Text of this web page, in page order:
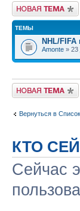
Новая тема
ТЕМЫ
NHL/FIFA
Amonte » 23
Новая тема
Вернуться в
КТО
Сейчас